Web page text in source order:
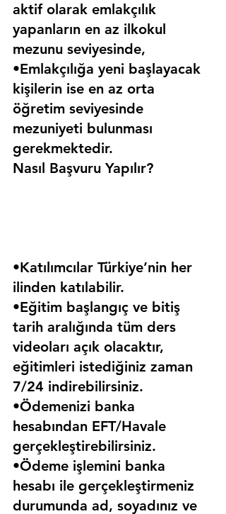
aktif olarak emlakçılık
yapanların en az ilkokul
mezunu seviyesinde,
•Emlakçılığa yeni başlayacak
kişilerin ise en az orta
öğretim seviyesinde
mezuniyeti bulunması
gerekmektedir.
Nasıl Başvuru Yapılır?
•Katılımcılar Türkiye’nin her
ilinden katılabilir.
•Eğitim başlangıç ve bitiş
tarih aralığında tüm ders
videoları açık olacaktır,
eğitimleri istediğiniz zaman
7/24 indirebilirsiniz.
•Ödemenizi banka
hesabından EFT/Havale
gerçekleştirebilirsiniz.
•Ödeme işlemini banka
hesabı ile gerçekleştirmeniz
durumunda ad, soyadınız ve